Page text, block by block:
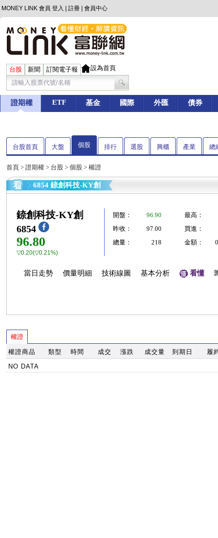
MONEY LINK 會員 登入 註冊 會員中心
台股 新聞 訂閱電子報 設為首頁
證期權 ETF 基金 國際 外匯 債券
台股首頁 大盤 個股 排行 選股 興櫃 產業 總
首頁 > 證期權 > 台股 > 個股 > 權證
6854 錼創科技-KY創
錼創科技-KY創
6854
96.80
▽0.20(▽0.21%)
開盤： 96.90
最高：
昨收：
97.00
買進：
總量：
218 金額：
當日走勢 價量明細 技術線圖 基本分析 看懂
權證
權證商品 類型 時間 成交 漲跌 成交量 到期日
履
NO DATA